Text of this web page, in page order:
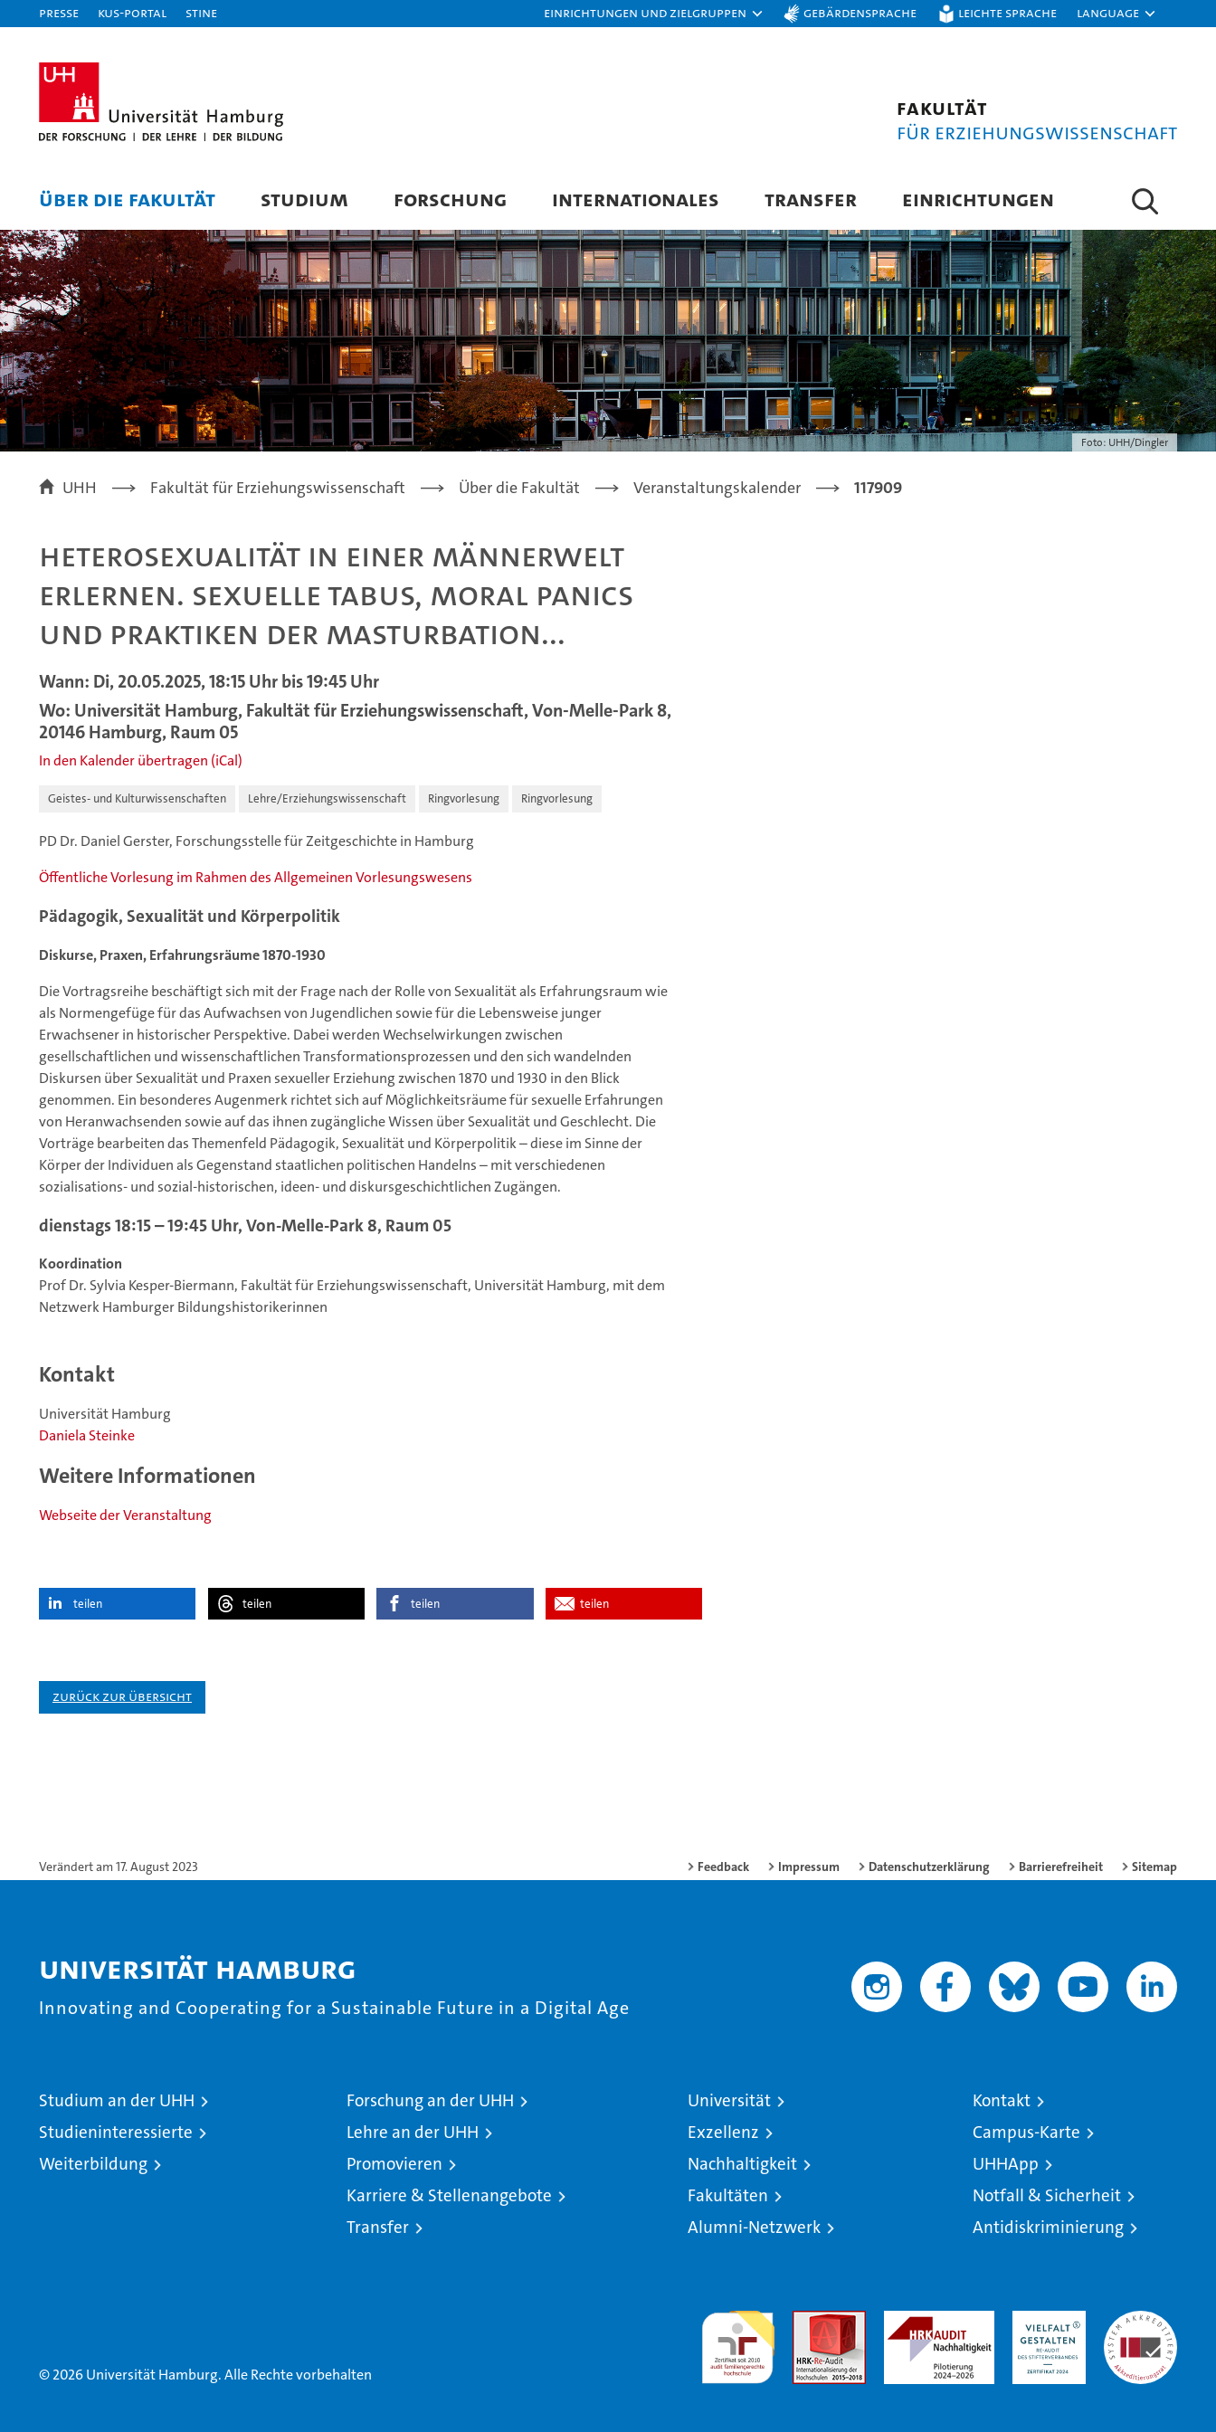
Presse KUS-Portal STiNE Einrichtungen und Zielgruppen Gebärdensprache Leichte Sprache Language
Fakultät
für Erziehungswissenschaft
ÜBER DIE FAKULTÄT STUDIUM FORSCHUNG INTERNATIONALES TRANSFER EINRICHTUNGEN
Foto: UHH/Dingler
UHH Fakultät für Erziehungswissenschaft Über die Fakultät Veranstaltungskalender 117909
Heterosexualität in einer Männerwelt
erlernen. Sexuelle Tabus, moral panics
und Praktiken der Masturbation...
Wann: Di, 20.05.2025, 18:15 Uhr bis 19:45 Uhr
Wo: Universität Hamburg, Fakultät für Erziehungswissenschaft, Von-Melle-Park 8,
20146 Hamburg, Raum 05
In den Kalender übertragen (iCal)
Geistes- und Kulturwissenschaften Lehre/Erziehungswissenschaft Ringvorlesung Ringvorlesung
PD Dr. Daniel Gerster, Forschungsstelle für Zeitgeschichte in Hamburg
Öffentliche Vorlesung im Rahmen des Allgemeinen Vorlesungswesens
Pädagogik, Sexualität und Körperpolitik
Diskurse, Praxen, Erfahrungsräume 1870-1930
Die Vortragsreihe beschäftigt sich mit der Frage nach der Rolle von Sexualität als Erfahrungsraum wie
als Normengefüge für das Aufwachsen von Jugendlichen sowie für die Lebensweise junger
Erwachsener in historischer Perspektive. Dabei werden Wechselwirkungen zwischen
gesellschaftlichen und wissenschaftlichen Transformationsprozessen und den sich wandelnden
Diskursen über Sexualität und Praxen sexueller Erziehung zwischen 1870 und 1930 in den Blick
genommen. Ein besonderes Augenmerk richtet sich auf Möglichkeitsräume für sexuelle Erfahrungen
von Heranwachsenden sowie auf das ihnen zugängliche Wissen über Sexualität und Geschlecht. Die
Vorträge bearbeiten das Themenfeld Pädagogik, Sexualität und Körperpolitik – diese im Sinne der
Körper der Individuen als Gegenstand staatlichen politischen Handelns – mit verschiedenen
sozialisations- und sozial-historischen, ideen- und diskursgeschichtlichen Zugängen.
dienstags 18:15 – 19:45 Uhr, Von-Melle-Park 8, Raum 05
Koordination
Prof Dr. Sylvia Kesper-Biermann, Fakultät für Erziehungswissenschaft, Universität Hamburg, mit dem
Netzwerk Hamburger Bildungshistorikerinnen
Kontakt
Universität Hamburg
Daniela Steinke
Weitere Informationen
Webseite der Veranstaltung
teilen teilen teilen teilen
Zurück zur Übersicht
Verändert am 17. August 2023 Feedback Impressum Datenschutzerklärung Barrierefreiheit Sitemap
Universität Hamburg
Innovating and Cooperating for a Sustainable Future in a Digital Age
Studium an der UHH
Studieninteressierte
Weiterbildung
Forschung an der UHH
Lehre an der UHH
Promovieren
Karriere & Stellenangebote
Transfer
Universität
Exzellenz
Nachhaltigkeit
Fakultäten
Alumni-Netzwerk
Kontakt
Campus-Karte
UHHApp
Notfall & Sicherheit
Antidiskriminierung
© 2026 Universität Hamburg. Alle Rechte vorbehalten